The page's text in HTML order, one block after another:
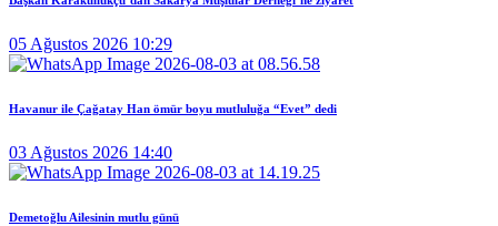
05 Ağustos 2026 10:29
Havanur ile Çağatay Han ömür boyu mutluluğa “Evet” dedi
03 Ağustos 2026 14:40
Demetoğlu Ailesinin mutlu günü